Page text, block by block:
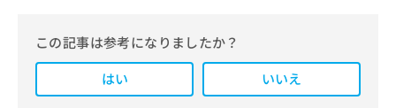
また、医療広告ガイドラインに準拠し
た編集体制を整えており、編集部内に
は、一般社団法人薬機法医療法規格協
この記事は参考になりましたか？
はい
いいえ